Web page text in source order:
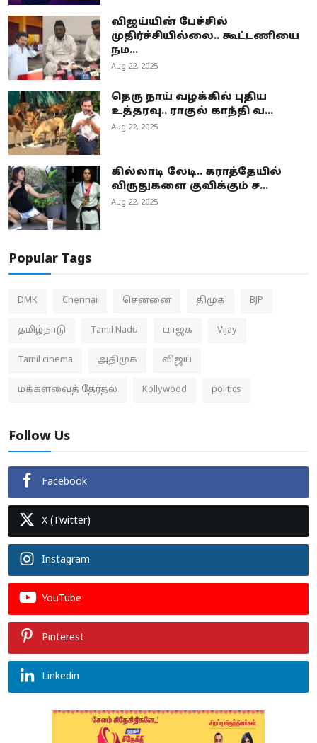
விஜய்யின் பேச்சில்
முதிர்ச்சியில்லை.. கூட்டணியை
நம...
Aug 22, 2025
தெரு நாய் வழக்கில் புதிய
உத்தரவு.. ராகுல் காந்தி வ...
Aug 22, 2025
கில்லாடி லேடி.. கராத்தேயில்
விருதுகளை குவிக்கும் ச...
Aug 22, 2025
Popular Tags
DMK Chennai சென்னை திமுக BJP
தமிழ்நாடு Tamil Nadu பாஜக Vijay
Tamil cinema அதிமுக விஜய்
மக்களவைத் தேர்தல் Kollywood politics
Follow Us
Facebook
X (Twitter)
Instagram
YouTube
Pinterest
Linkedin